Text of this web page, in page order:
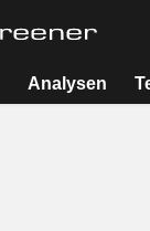
Analysen